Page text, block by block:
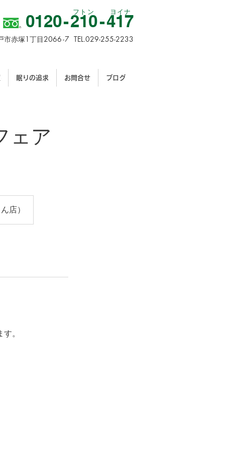
0120-210-417
フトン ​ヨイナ
市赤塚1丁目 2066-7 TEL.029-255-2233
眠りの追求 お問合せ ブログ
ェア
店）